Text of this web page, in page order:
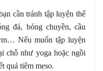
cần tránh tập luyện thể
đá, bóng chuyền, cầu
Nếu muốn tập luyện
chỗ như yoga hoặc ngồi
quả tiêm meso.